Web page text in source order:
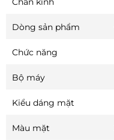
Dòng sản phẩm
Chức năng
Bộ máy
Kiểu dáng mặt
Màu mặt